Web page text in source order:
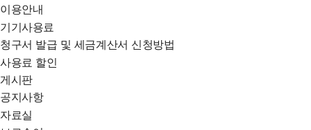
이용안내
기기사용료
청구서 발급 및 세금계산서 신청방법
사용료 할인
게시판
공지사항
자료실